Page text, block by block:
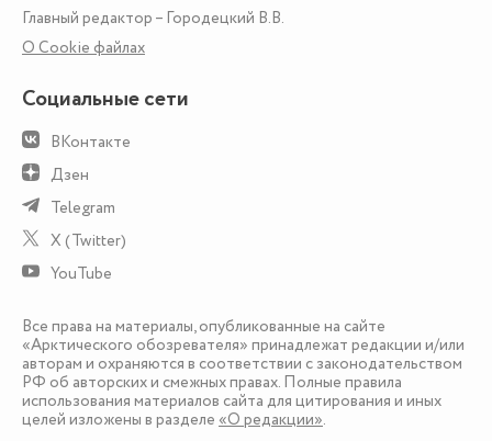
Главный редактор – Городецкий В.В.
О Сookie файлах
Социальные сети
ВКонтакте
Дзен
Telegram
X (Twitter)
YouTube
Все права на материалы, опубликованные на сайте
«Арктического обозревателя» принадлежат редакции и/или
авторам и охраняются в соответствии с законодательством
РФ об авторских и смежных правах. Полные правила
использования материалов сайта для цитирования и иных
целей изложены в разделе «О редакции».